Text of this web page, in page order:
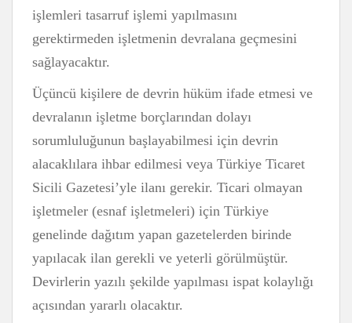
işlemleri tasarruf işlemi yapılmasını
gerektirmeden işletmenin devralana geçmesini
sağlayacaktır.
Üçüncü kişilere de devrin hüküm ifade etmesi ve
devralanın işletme borçlarından dolayı
sorumluluğunun başlayabilmesi için devrin
alacaklılara ihbar edilmesi veya Türkiye Ticaret
Sicili Gazetesi’yle ilanı gerekir. Ticari olmayan
işletmeler (esnaf işletmeleri) için Türkiye
genelinde dağıtım yapan gazetelerden birinde
yapılacak ilan gerekli ve yeterli görülmüştür.
Devirlerin yazılı şekilde yapılması ispat kolaylığı
açısından yararlı olacaktır.